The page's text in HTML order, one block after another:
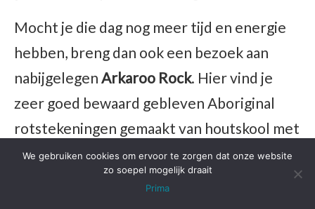
Mocht je die dag nog meer tijd en energie
hebben, breng dan ook een bezoek aan
nabijgelegen Arkaroo Rock. Hier vind je
zeer goed bewaard gebleven Aboriginal
rotstekeningen gemaakt van houtskool met
een fijn uitzicht.
Heb je echt veel tijd? Dan kun je ervoor
We gebruiken cookies om ervoor te zorgen dat onze website
zo soepel mogelijk draait
Prima